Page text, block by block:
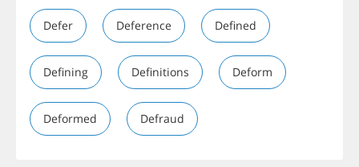
Defer Deference Defined
Defining Definitions Deform
Deformed Defraud